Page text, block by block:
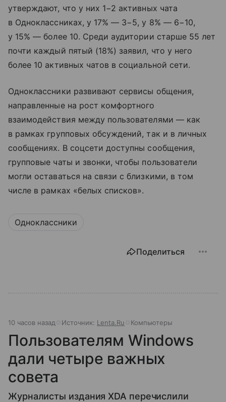
утверждают, что у них 1−2 активных чата
в Одноклассниках, у 17% — 3−5, у 8% — 6−10,
у 15% — более 10. Среди аудитории старше 55 лет
почти каждый пятый (18%) заявил, что у него
более 10 активных чатов в социальной сети.
Одноклассники развивают сервисы общения,
направленные на рост комфортного
взаимодействия между пользователями — как
в рамках групповых обсуждений, так и в личных
сообщениях. В соцсети доступны сообщения,
групповые чаты и звонки, чтобы пользователи
могли оставаться на связи с близкими, в том
числе в рамках «белых списков».
Одноклассники
Поделиться
10 часов назад Источник: Lenta.Ru Компьютеры
Пользователям Windows
дали четыре важных
совета
Журналисты издания XDA перечислили